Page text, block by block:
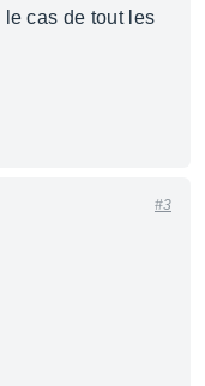
cas de tout les
#3